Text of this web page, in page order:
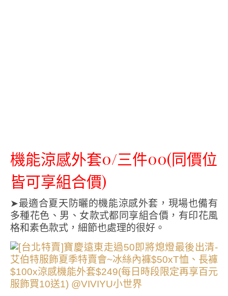
機能涼感外套0/三件00(同價位
皆可享組合價)
➤最適合夏天防曬的機能涼感外套，現場也備有
多種花色、男、女款式都同享組合價，有印花風
格和素色款式，細節也處理的很好。